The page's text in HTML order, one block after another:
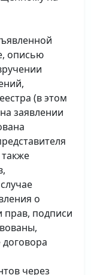
описью
(в этом
заявлении
о
прав, подписи
через